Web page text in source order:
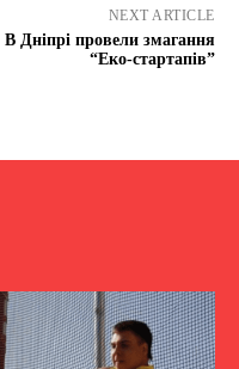
NEXT ARTICLE
В Дніпрі провели змагання
“Еко-стартапів”